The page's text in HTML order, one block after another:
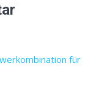
für